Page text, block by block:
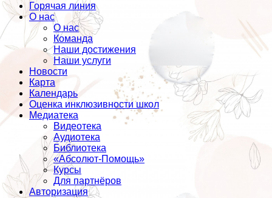
Горячая линия
О нас
О нас
Команда
Наши достижения
Наши услуги
Новости
Карта
Календарь
Оценка инклюзивности школ
Медиатека
Видеотека
Аудиотека
Библиотека
«Абсолют-Помощь»
Курсы
Для партнёров
Авторизация